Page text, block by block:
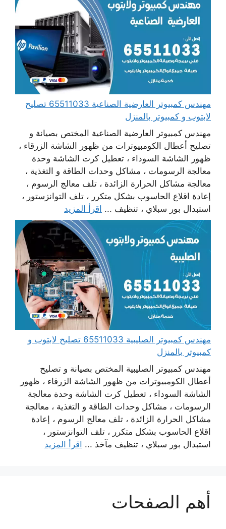
مهندس كمبيوتر العارضية الصناعية 65511033 تصليح
لابتوب و كمبيوتر بالمنزل
مهندس كمبيوتر العارضية الصناعية المختص بصيانة و
تصليح أعطال الكومبيوترات من ظهور الشاشة الزرقاء ،
ظهور الشاشة السوداء ، تعطيل كرت الشاشة وحدة
معالجة الرسومات ، مشاكل وحدات الطاقة و التغذية ،
معالجة مشاكل الحرارة الزائدة ، تلف معالج الرسوم ،
إعادة اقلاع الحاسوب بشكل متكرر ، تلف التوانزستور ،
استبدال بور سبلاي ، تنظيف ... اقرأ المزيد
مهندس كمبيوتر الصليبية 65511033 تصليح لابتوب و
كمبيوتر بالمنزل
مهندس كمبيوتر الصليبية المختص بصيانة و تصليح
أعطال الكومبيوترات من ظهور الشاشة الزرقاء ، ظهور
الشاشة السوداء ، تعطيل كرت الشاشة وحدة معالجة
الرسومات ، مشاكل وحدات الطاقة و التغذية ، معالجة
مشاكل الحرارة الزائدة ، تلف معالج الرسوم ، إعادة
اقلاع الحاسوب بشكل متكرر ، تلف التوانزستور ،
استبدال بور سبلاي ، تنظيف مآخذ ... اقرأ المزيد
أهم الصفحات